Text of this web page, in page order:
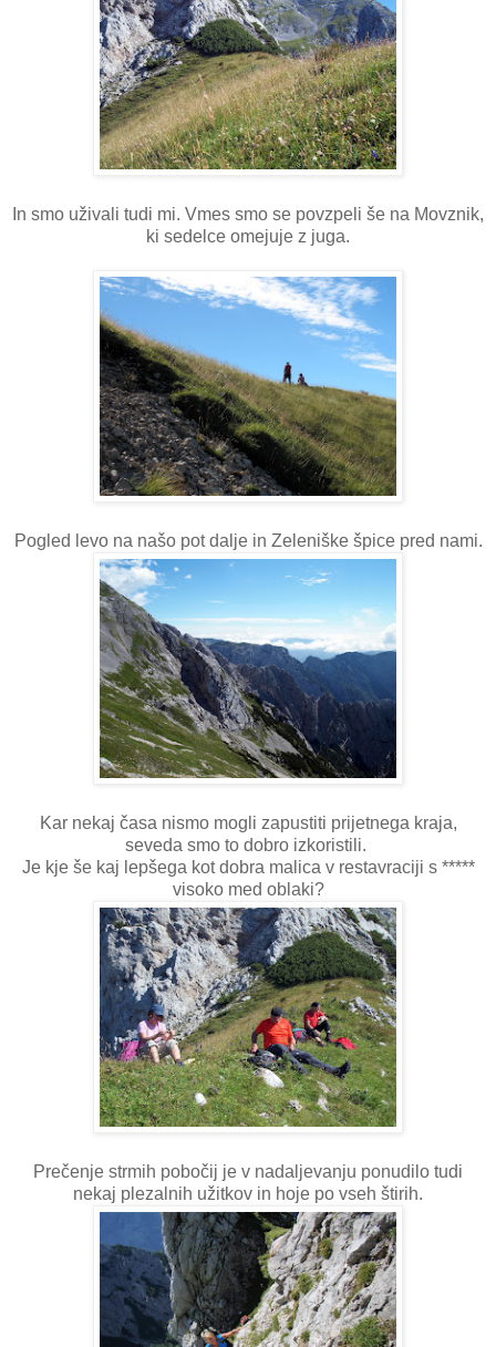
In smo uživali tudi mi. Vmes smo se povzpeli še na Movznik,
ki sedelce omejuje z juga.
Pogled levo na našo pot dalje in Zeleniške špice pred nami.
Kar nekaj časa nismo mogli zapustiti prijetnega kraja,
seveda smo to dobro izkoristili.
Je kje še kaj lepšega kot dobra malica v restavraciji s *****
visoko med oblaki?
Prečenje strmih pobočij je v nadaljevanju ponudilo tudi
nekaj plezalnih užitkov in hoje po vseh štirih.